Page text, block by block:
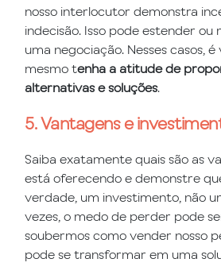
nosso interlocutor demonstra
indecisão. Isso pode estender ou
uma negociação. Nesses casos,
mesmo tenha a atitude de
alternativas e soluções.
5. Vantagens e
Saiba exatamente quais são as
está oferecendo e demonstre
verdade, um investimento, não
vezes, o medo de perder pode
soubermos como vender nosso
pode se transformar em uma